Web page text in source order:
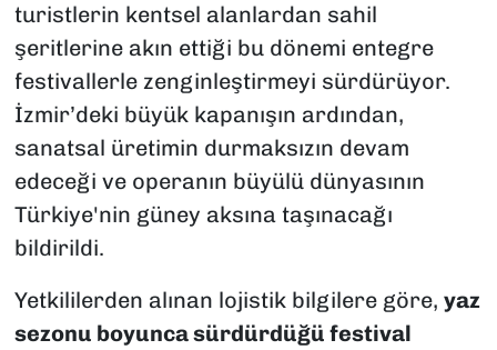
turistlerin kentsel alanlardan sahil
şeritlerine akın ettiği bu dönemi entegre
festivallerle zenginleştirmeyi sürdürüyor.
İzmir’deki büyük kapanışın ardından,
sanatsal üretimin durmaksızın devam
edeceği ve operanın büyülü dünyasının
Türkiye'nin güney aksına taşınacağı
bildirildi.
Yetkililerden alınan lojistik bilgilere göre, yaz
sezonu boyunca sürdürdüğü festival